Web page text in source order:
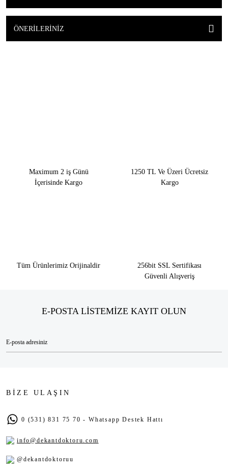
ÖNERILERINIZ
Maximum 2 iş Günü
İçerisinde Kargo
1250 TL Ve Üzeri Ücretsiz
Kargo
Tüm Ürünlerimiz Orijinaldir
256bit SSL Sertifikası
Güvenli Alışveriş
E-POSTA LİSTEMİZE KAYIT OLUN
BİZE ULAŞIN
0 (531) 831 75 70 - Whatsapp Destek Hattı
info@dekantdoktoru.com
@dekantdoktoruu